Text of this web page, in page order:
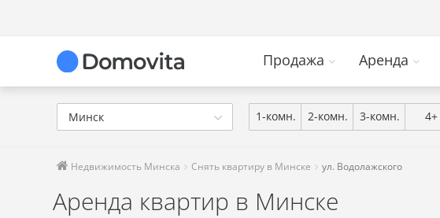
Продажа Аренда
Минск 1-комн. 2-комн. 3-комн. 4+
Недвижимость Минска Снять квартиру в Минске ул. Водолажского
Аренда квартир в Минске